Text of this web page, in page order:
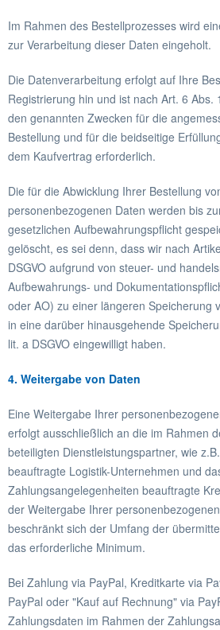
Im Rahmen des Bestellprozesses wird
zur Verarbeitung dieser Daten eingeholt.
Die Datenverarbeitung erfolgt auf Ihre
Registrierung hin und ist nach Art. 6 Abs.
den genannten Zwecken für die
Bestellung und für die beidseitige
dem Kaufvertrag erforderlich.
Die für die Abwicklung Ihrer Bestellung
personenbezogenen Daten werden bis
gesetzlichen Aufbewahrungspflicht
gelöscht, es sei denn, dass wir nach
DSGVO aufgrund von steuer- und
Aufbewahrungs- und
oder AO) zu einer längeren Speicherung
in eine darüber hinausgehende
lit. a DSGVO eingewilligt haben.
4. Weitergabe von Daten
Eine Weitergabe Ihrer
erfolgt ausschließlich an die im Rahmen
beteiligten Dienstleistungspartner, wie
beauftragte Logistik-Unternehmen und
Zahlungsangelegenheiten beauftragte
der Weitergabe Ihrer
beschränkt sich der Umfang der
das erforderliche Minimum.
Bei Zahlung via PayPal, Kreditkarte via
PayPal oder "Kauf auf Rechnung" via
Zahlungsdaten im Rahmen der